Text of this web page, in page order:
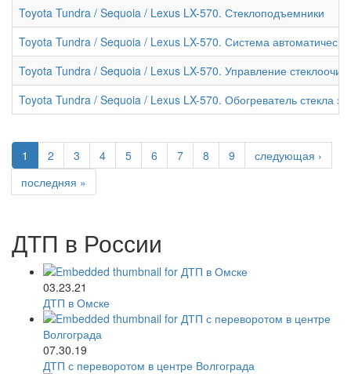
Toyota Tundra / Sequoia / Lexus LX-570. Стеклоподъемники
Toyota Tundra / Sequoia / Lexus LX-570. Система
Toyota Tundra / Sequoia / Lexus LX-570. Управление
Toyota Tundra / Sequoia / Lexus LX-570. Обогреватель стекла
1 2 3 4 5 6 7 8 9
следующая ›
последняя »
ДТП в России
03.23.21
ДТП в Омске
07.30.19
ДТП с переворотом в центре Волгограда